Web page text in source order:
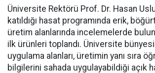
Üniversite Rektörü Prof. Dr. Hasan
katıldığı hasat programında erik,
üretim alanlarında incelemelerde
ilk ürünleri toplandı. Üniversite
uygulama alanları, üretimin yanı sıra
bilgilerini sahada uygulayabildiği açık